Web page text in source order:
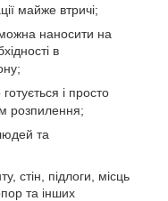
майже втричі;
наносити на
в
;
і просто
розпилення;
та
стін, підлоги, місць
та інших